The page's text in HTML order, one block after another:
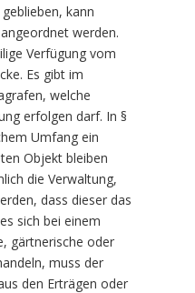
kann
werden.
Verfügung vom
Es gibt im
welche
erfolgen darf. In §
Umfang ein
Objekt bleiben
die Verwaltung,
dass dieser das
sich bei einem
gärtnerische oder
muss der
den Erträgen oder